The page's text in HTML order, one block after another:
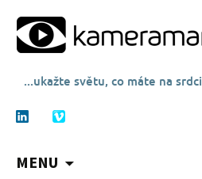
...ukažte světu, co máte na srdci
MENU